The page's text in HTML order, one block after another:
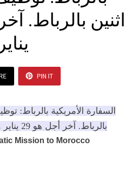
يناير
PIN IT
السفارة الأمريكية بالرباط:
بالرباط. آخر أجل هو 29 يناير و11 فبراير 2016
Mission to Morocco